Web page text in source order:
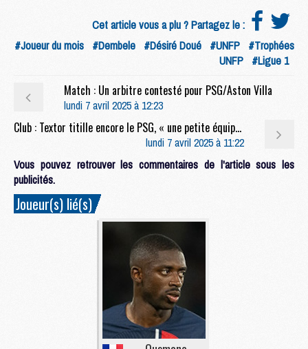
Cet article vous a plu ? Partagez le :
#Joueur du mois #Dembele #Désiré Doué #UNFP #Trophées
UNFP #Ligue 1
Match : Un arbitre contesté pour PSG/Aston Villa
lundi 7 avril 2025 à 12:23
Club : Textor titille encore le PSG, « une petite équipe de Paris »
lundi 7 avril 2025 à 11:22
Vous pouvez retrouver les commentaires de l'article sous les
publicités.
Joueur(s) lié(s)